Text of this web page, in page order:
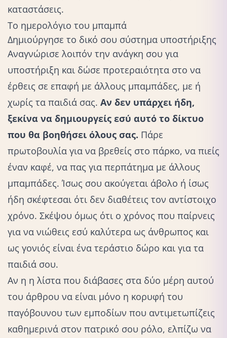
καταστάσεις.
Το ημερολόγιο του μπαμπά
Δημιούργησε το δικό σου σύστημα υποστήριξης
Αναγνώρισε λοιπόν την ανάγκη σου για
υποστήριξη και δώσε προτεραιότητα στο να
έρθεις σε επαφή με άλλους μπαμπάδες, με ή
χωρίς τα παιδιά σας. Αν δεν υπάρχει ήδη,
ξεκίνα να δημιουργείς εσύ αυτό το δίκτυο
που θα βοηθήσει όλους σας. Πάρε
πρωτοβουλία για να βρεθείς στο πάρκο, να πιείς
έναν καφέ, να πας για περπάτημα με άλλους
μπαμπάδες. Ίσως σου ακούγεται άβολο ή ίσως
ήδη σκέφτεσαι ότι δεν διαθέτεις τον αντίστοιχο
χρόνο. Σκέψου όμως ότι ο χρόνος που παίρνεις
για να νιώθεις εσύ καλύτερα ως άνθρωπος και
ως γονιός είναι ένα τεράστιο δώρο και για τα
παιδιά σου.
Αν η η λίστα που διάβασες στα δύο μέρη αυτού
του άρθρου να είναι μόνο η κορυφή του
παγόβουνου των εμποδίων που αντιμετωπίζεις
καθημερινά στον πατρικό σου ρόλο, ελπίζω να